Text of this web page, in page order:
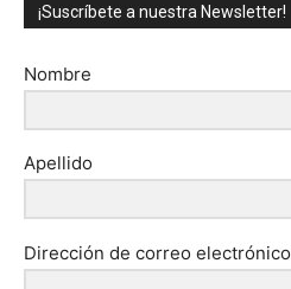
¡Suscríbete a nuestra Newsletter!
Nombre
Apellido
Dirección de correo electrónico